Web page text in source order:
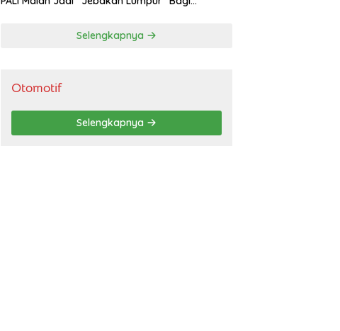
Selengkapnya
Otomotif
Selengkapnya